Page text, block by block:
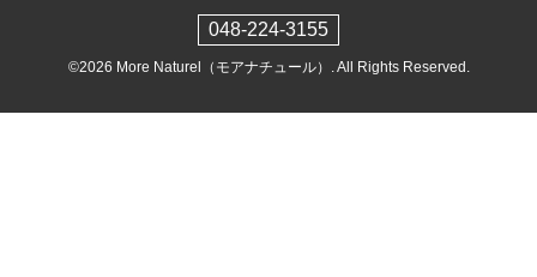
048-224-3155
©2026 More Naturel（モアナチュール） . All Rights Reserved.